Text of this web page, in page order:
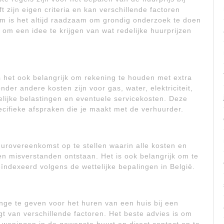
zijn eigen criteria en kan verschillende factoren
is het altijd raadzaam om grondig onderzoek te doen
een idee te krijgen van wat redelijke huurprijzen
ook belangrijk om rekening te houden met extra
andere kosten zijn voor gas, water, elektriciteit,
belastingen en eventuele servicekosten. Deze
afspraken die je maakt met de verhuurder.
op te stellen waarin alle kosten en
misverstanden ontstaan. Het is ook belangrijk om te
volgens de wettelijke bepalingen in België.
te geven voor het huren van een huis bij een
van verschillende factoren. Het beste advies is om